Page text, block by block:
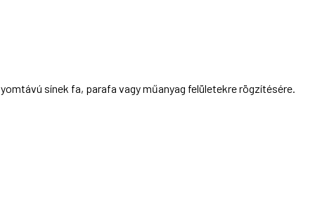
sínek fa, parafa vagy műanyag felületekre rögzítésére.